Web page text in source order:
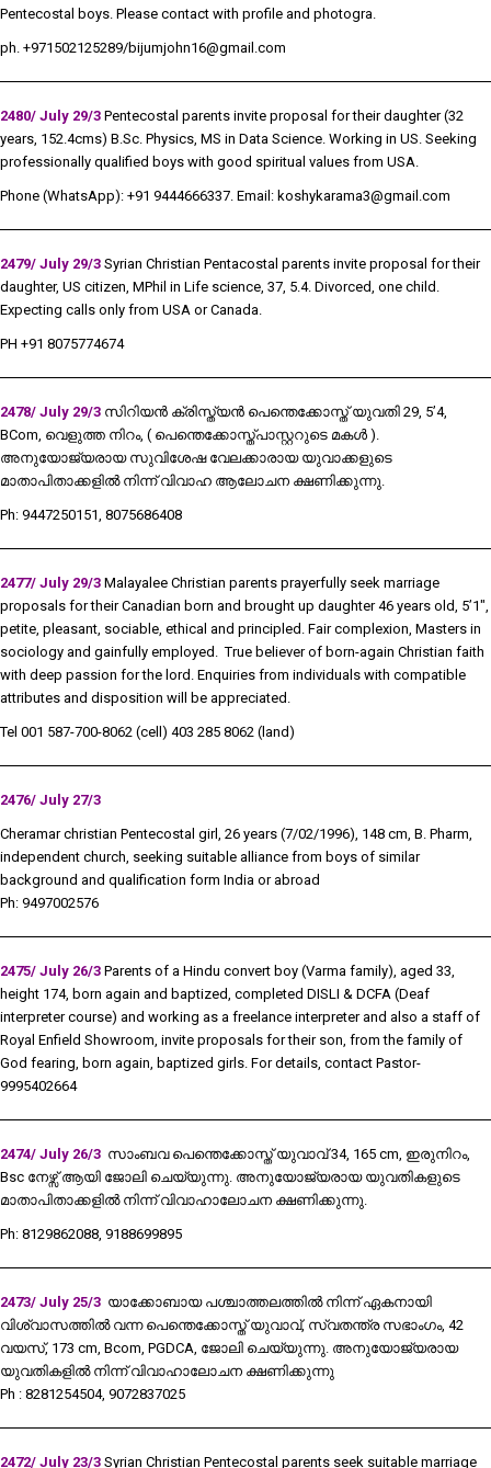
Pentecostal boys. Please contact with profile and photogra.
ph. +971502125289/bijumjohn16@gmail.com
2480/ July 29/3 Pentecostal parents invite proposal for their daughter (32
years, 152.4cms) B.Sc. Physics, MS in Data Science. Working in US. Seeking
professionally qualified boys with good spiritual values from USA.
Phone (WhatsApp): +91 9444666337. Email: koshykarama3@gmail.com
2479/ July 29/3 Syrian Christian Pentacostal parents invite proposal for their
daughter, US citizen, MPhil in Life science, 37, 5.4. Divorced, one child.
Expecting calls only from USA or Canada.
PH +91 8075774674
2478/ July 29/3 സിറിയൻ ക്രിസ്ത്യൻ പെന്തെക്കോസ്ത് യുവതി 29, 5’4,
BCom, വെളുത്ത നിറം, ( പെന്തെക്കോസ്ത്പാസ്റ്ററുടെ മകൾ ).
അനുയോജ്യരായ സുവിശേഷ വേലക്കാരായ യുവാക്കളുടെ
മാതാപിതാക്കളിൽ നിന്ന് വിവാഹ ആലോചന ക്ഷണിക്കുന്നു.
Ph: 9447250151, 8075686408
2477/ July 29/3 Malayalee Christian parents prayerfully seek marriage
proposals for their Canadian born and brought up daughter 46 years old, 5’1″,
petite, pleasant, sociable, ethical and principled. Fair complexion, Masters in
sociology and gainfully employed. True believer of born-again Christian faith
with deep passion for the lord. Enquiries from individuals with compatible
attributes and disposition will be appreciated.
Tel 001 587-700-8062 (cell) 403 285 8062 (land)
2476/ July 27/3
Cheramar christian Pentecostal girl, 26 years (7/02/1996), 148 cm, B. Pharm,
independent church, seeking suitable alliance from boys of similar
background and qualification form India or abroad
Ph: 9497002576
2475/ July 26/3 Parents of a Hindu convert boy (Varma family), aged 33,
height 174, born again and baptized, completed DISLI & DCFA (Deaf
interpreter course) and working as a freelance interpreter and also a staff of
Royal Enfield Showroom, invite proposals for their son, from the family of
God fearing, born again, baptized girls. For details, contact Pastor-
9995402664
2474/ July 26/3 സാംബവ പെന്തെക്കോസ്ത് യുവാവ് 34, 165 cm, ഇരുനിറം,
Bsc നേഴ്സ് ആയി ജോലി ചെയ്യുന്നു. അനുയോജ്യരായ യുവതികളുടെ
മാതാപിതാക്കളിൽ നിന്ന് വിവാഹാലോചന ക്ഷണിക്കുന്നു.
Ph: 8129862088, 9188699895
2473/ July 25/3 യാക്കോബായ പശ്ചാത്തലത്തിൽ നിന്ന് ഏകനായി
വിശ്വാസത്തിൽ വന്ന പെന്തെക്കോസ്ത് യുവാവ്, സ്വതന്ത്ര സഭാംഗം, 42
വയസ്, 173 cm, Bcom, PGDCA, ജോലി ചെയ്യുന്നു. അനുയോജ്യരായ
യുവതികളിൽ നിന്ന് വിവാഹാലോചന ക്ഷണിക്കുന്നു
Ph : 8281254504, 9072837025
2472/ July 23/3 Syrian Christian Pentecostal parents seek suitable marriage